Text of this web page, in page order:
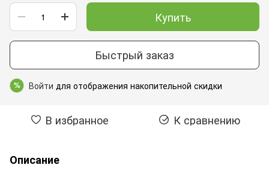
Купить
Быстрый заказ
% Войти для отображения накопительной скидки
В избранное К сравнению
Описание